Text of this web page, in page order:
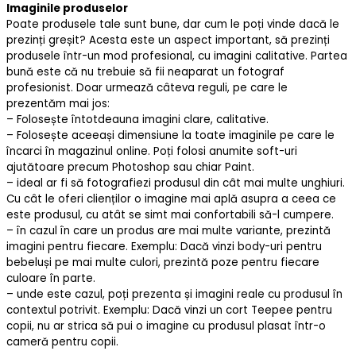
Imaginile produselor
Poate produsele tale sunt bune, dar cum le poți vinde dacă le
prezinți greșit? Acesta este un aspect important, să prezinți
produsele într-un mod profesional, cu imagini calitative. Partea
bună este că nu trebuie să fii neaparat un fotograf
profesionist. Doar urmează câteva reguli, pe care le
prezentăm mai jos:
– Folosește întotdeauna imagini clare, calitative.
– Folosește aceeași dimensiune la toate imaginile pe care le
încarci în magazinul online. Poți folosi anumite soft-uri
ajutătoare precum Photoshop sau chiar Paint.
– ideal ar fi să fotografiezi produsul din cât mai multe unghiuri.
Cu cât le oferi clienților o imagine mai aplă asupra a ceea ce
este produsul, cu atât se simt mai confortabili să-l cumpere.
– în cazul în care un produs are mai multe variante, prezintă
imagini pentru fiecare. Exemplu: Dacă vinzi body-uri pentru
bebeluși pe mai multe culori, prezintă poze pentru fiecare
culoare în parte.
– unde este cazul, poți prezenta și imagini reale cu produsul în
contextul potrivit. Exemplu: Dacă vinzi un cort Teepee pentru
copii, nu ar strica să pui o imagine cu produsul plasat într-o
cameră pentru copii.